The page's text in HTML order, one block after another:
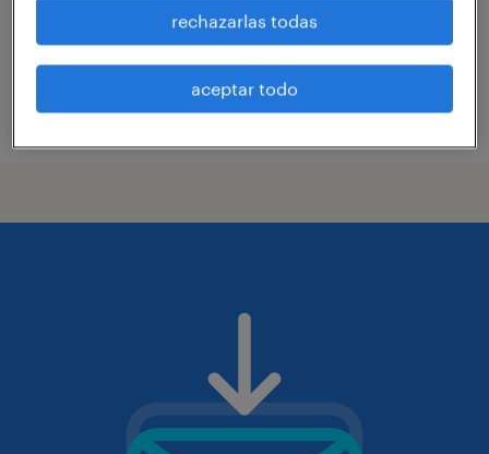
$100.000 - $1.001.000 por mes
publicado el 14 julio 2026
rechazarlas todas
aceptar todo